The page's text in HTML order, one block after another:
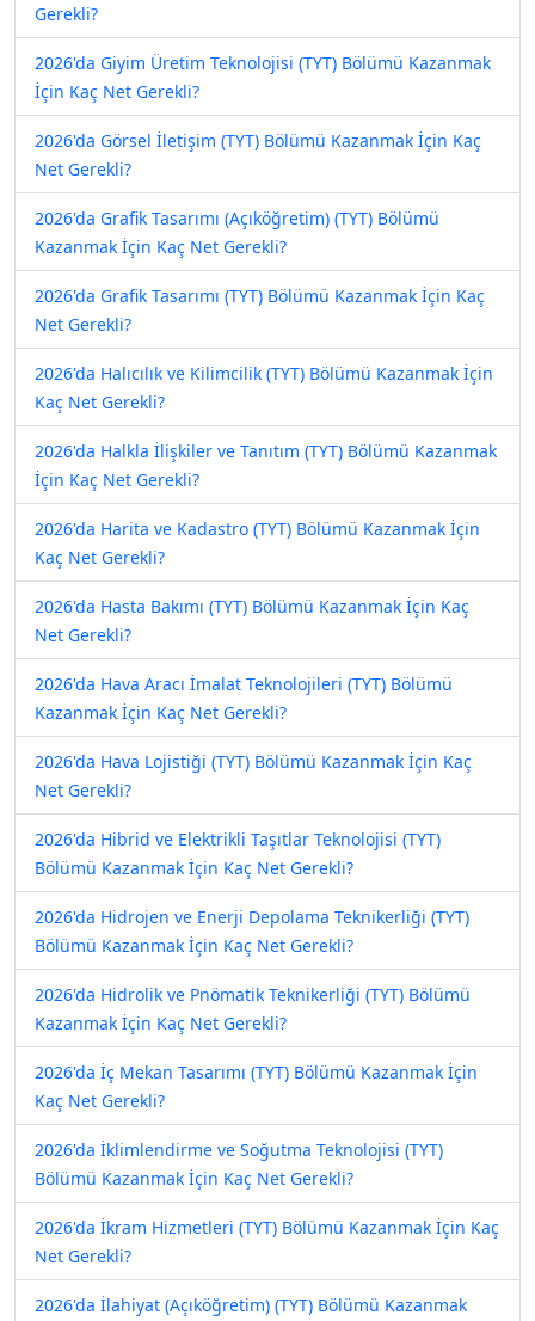
Gerekli?
2026'da Giyim Üretim Teknolojisi (TYT) Bölümü Kazanmak
İçin Kaç Net Gerekli?
2026'da Görsel İletişim (TYT) Bölümü Kazanmak İçin Kaç
Net Gerekli?
2026'da Grafik Tasarımı (Açıköğretim) (TYT) Bölümü
Kazanmak İçin Kaç Net Gerekli?
2026'da Grafik Tasarımı (TYT) Bölümü Kazanmak İçin Kaç
Net Gerekli?
2026'da Halıcılık ve Kilimcilik (TYT) Bölümü Kazanmak İçin
Kaç Net Gerekli?
2026'da Halkla İlişkiler ve Tanıtım (TYT) Bölümü Kazanmak
İçin Kaç Net Gerekli?
2026'da Harita ve Kadastro (TYT) Bölümü Kazanmak İçin
Kaç Net Gerekli?
2026'da Hasta Bakımı (TYT) Bölümü Kazanmak İçin Kaç
Net Gerekli?
2026'da Hava Aracı İmalat Teknolojileri (TYT) Bölümü
Kazanmak İçin Kaç Net Gerekli?
2026'da Hava Lojistiği (TYT) Bölümü Kazanmak İçin Kaç
Net Gerekli?
2026'da Hibrid ve Elektrikli Taşıtlar Teknolojisi (TYT)
Bölümü Kazanmak İçin Kaç Net Gerekli?
2026'da Hidrojen ve Enerji Depolama Teknikerliği (TYT)
Bölümü Kazanmak İçin Kaç Net Gerekli?
2026'da Hidrolik ve Pnömatik Teknikerliği (TYT) Bölümü
Kazanmak İçin Kaç Net Gerekli?
2026'da İç Mekan Tasarımı (TYT) Bölümü Kazanmak İçin
Kaç Net Gerekli?
2026'da İklimlendirme ve Soğutma Teknolojisi (TYT)
Bölümü Kazanmak İçin Kaç Net Gerekli?
2026'da İkram Hizmetleri (TYT) Bölümü Kazanmak İçin Kaç
Net Gerekli?
2026'da İlahiyat (Açıköğretim) (TYT) Bölümü Kazanmak